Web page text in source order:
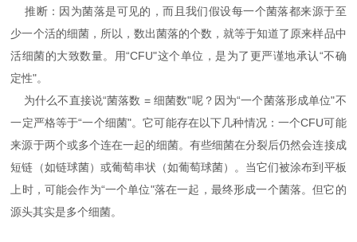
推断：因为菌落是可见的，而且我们假设每一个菌落都来源于至
少一个活的细菌，所以，数出菌落的个数，就等于知道了原来样品中
活细菌的大致数量。用“CFU"这个单位，是为了更严谨地承认“不确
定性"。
为什么不直接说“菌落数 = 细菌数"呢？因为“一个菌落形成单位"不
一定严格等于“一个细菌"。它可能存在以下几种情况：一个CFU可能
来源于两个或多个连在一起的细菌。有些细菌在分裂后仍然会连接成
短链（如链球菌）或葡萄串状（如葡萄球菌）。当它们被涂布到平板
上时，可能会作为“一个单位"落在一起，最终形成一个菌落。但它的
源头其实是多个细菌。